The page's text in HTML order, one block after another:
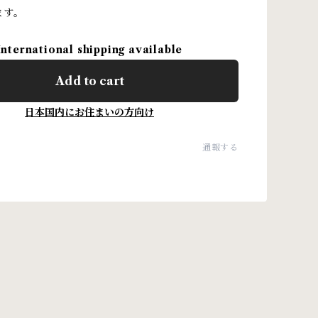
。
shipping available
Add to cart
日本国内にお住まいの方向け
通報する